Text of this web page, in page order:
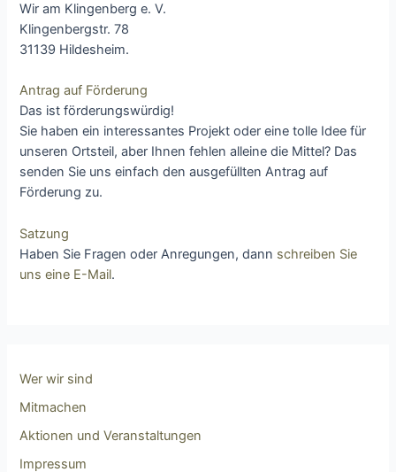
Wer wir sind
Mitmachen
Aktionen und Veranstaltungen
Impressum
Wir am Klingenberg e. V.
Klingenbergstr. 78
31139 Hildesheim.
Antrag auf Förderung
Das ist förderungswürdig!
Sie haben ein interessantes Projekt oder eine tolle Idee für
unseren Ortsteil, aber Ihnen fehlen alleine die Mittel? Das
senden Sie uns einfach den ausgefüllten Antrag auf
Förderung zu.
Satzung
Haben Sie Fragen oder Anregungen, dann schreiben Sie
uns eine E-Mail.